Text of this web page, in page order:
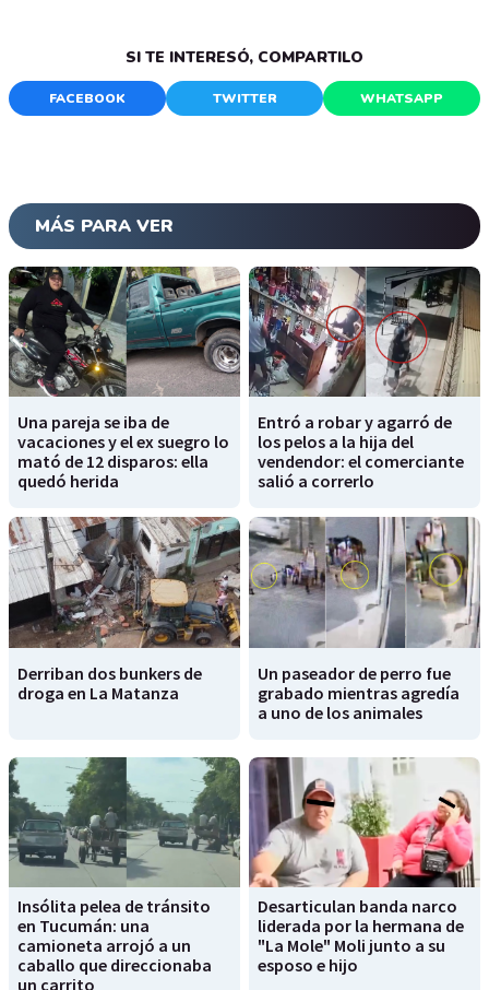
SI TE INTERESÓ, COMPARTILO
FACEBOOK TWITTER WHATSAPP
MÁS PARA VER
Una pareja se iba de
vacaciones y el ex suegro lo
mató de 12 disparos: ella
quedó herida
Entró a robar y agarró de
los pelos a la hija del
vendendor: el comerciante
salió a correrlo
Derriban dos bunkers de
droga en La Matanza
Un paseador de perro fue
grabado mientras agredía
a uno de los animales
Insólita pelea de tránsito
en Tucumán: una
camioneta arrojó a un
caballo que direccionaba
un carrito
Desarticulan banda narco
liderada por la hermana de
"La Mole" Moli junto a su
esposo e hijo